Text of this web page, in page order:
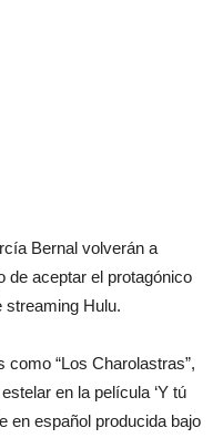
Bernal volverán a
de aceptar el protagónico
streaming Hulu.
“Los Charolastras”,
en la película ‘Y tú
en español producida bajo